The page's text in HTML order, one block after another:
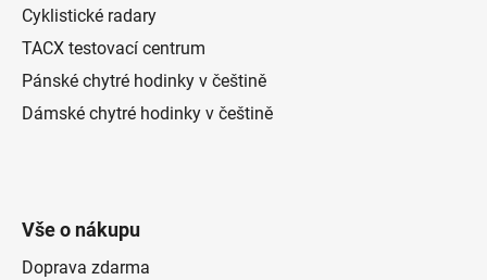
Cyklistické radary
TACX testovací centrum
Pánské chytré hodinky v češtině
Dámské chytré hodinky v češtině
Vše o nákupu
Doprava zdarma